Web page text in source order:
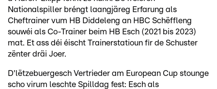
Nationalspiller bréngt laangjäreg Erfarung als
Cheftrainer vum HB Diddeleng an HBC Schëffleng
souwéi als Co-Trainer beim HB Esch (2021 bis 2023)
mat. Et ass déi éischt Trainerstatioun fir de Schuster
zënter dräi Joer.
D'lëtzebuergesch Vertrieder am European Cup stounge
scho virum leschte Spilldag fest: Esch als